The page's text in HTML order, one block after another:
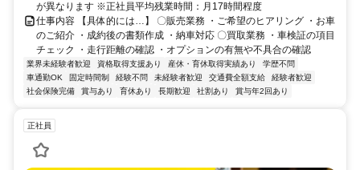
が異なります ※正社員平均残業時間：月17時間程度
仕事内容 【具体的には…】 〇販売業務 ・ご希望のヒアリング ・お車
のご紹介 ・成約後の書類作成 ・納車対応 〇買取業務 ・車検証の項目
チェック ・走行距離の確認 ・オプションの有無や不具合の確認
業界未経験者歓迎 資格取得支援あり 産休・育休取得実績あり
学歴不問
車通勤OK
固定時間制 経験不問 未経験者歓迎 交通費全額支給
経験者歓迎
社会保険完備
賞与あり 育休あり 長期歓迎 社割あり 賞与年2回あり
正社員